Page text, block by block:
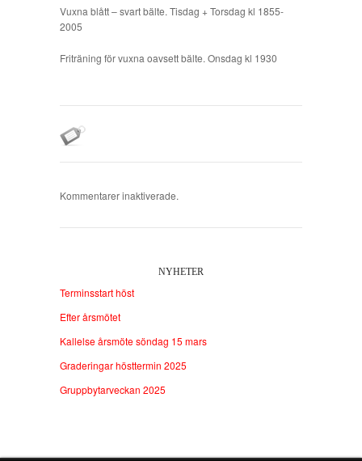
Vuxna blått – svart bälte. Tisdag + Torsdag kl 1855-
2005
Friträning för vuxna oavsett bälte. Onsdag kl 1930
Kommentarer inaktiverade.
NYHETER
Terminsstart höst
Efter årsmötet
Kallelse årsmöte söndag 15 mars
Graderingar hösttermin 2025
Gruppbytarveckan 2025